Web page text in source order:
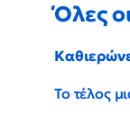
Όλες
Το τέλος